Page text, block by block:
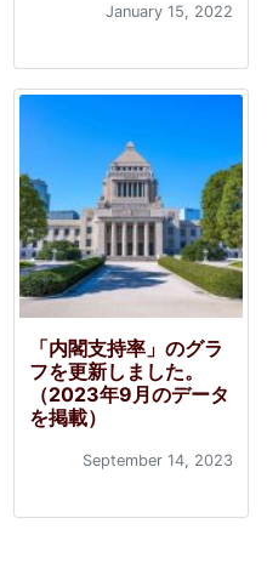
January 15, 2022
「内閣支持率」のグラ
フを更新しました。
（2023年9月のデータ
を掲載）
September 14, 2023